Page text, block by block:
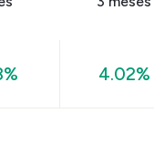
4.02%